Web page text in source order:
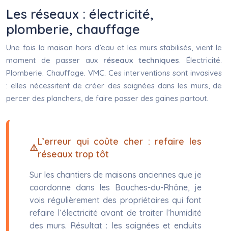
Les réseaux : électricité,
plomberie, chauffage
Une fois la maison hors d’eau et les murs stabilisés, vient le
moment de passer aux réseaux techniques . Électricité.
Plomberie. Chauffage. VMC. Ces interventions sont invasives
: elles nécessitent de créer des saignées dans les murs, de
percer des planchers, de faire passer des gaines partout.
L’erreur qui coûte cher : refaire les
réseaux trop tôt
Sur les chantiers de maisons anciennes que je
coordonne dans les Bouches-du-Rhône, je
vois régulièrement des propriétaires qui font
refaire l’électricité avant de traiter l’humidité
des murs. Résultat : les saignées et enduits